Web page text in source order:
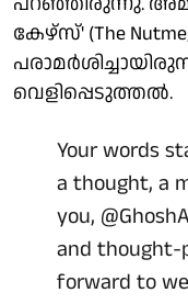
കേഴ്സ്' (The
വെളിപ്പെടുത്തൽ.
Your words
a thought, a
you,
and thought-
forward to